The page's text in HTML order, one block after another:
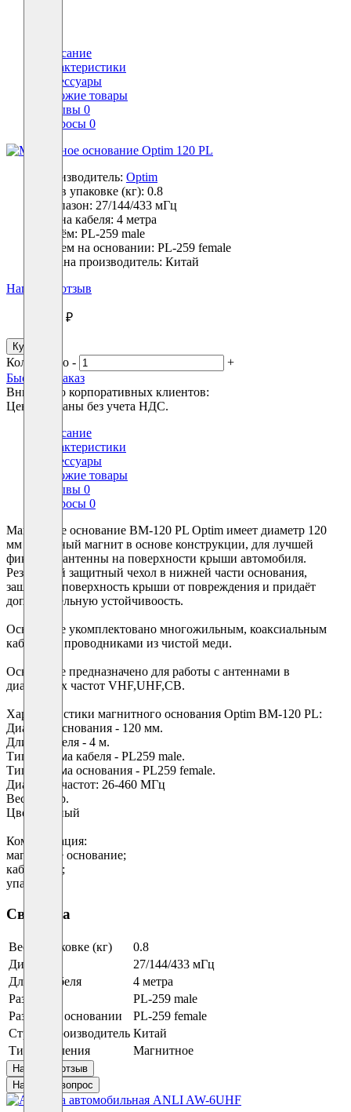
Описание
Характеристики
Аксессуары
Похожие товары
Отзывы 0
Вопросы 0
Производитель: Optim
Вес в упаковке (кг): 0.8
Диапазон: 27/144/433 мГц
Длина кабеля: 4 метра
Разъём: PL-259 male
Разъем на основании: PL-259 female
Страна производитель: Китай
Написать отзыв
1950 ₽
Купить
Количество -
+
Быстрый заказ
Вниманию корпоративных клиентов:
Цены указаны без учета НДС.
Описание
Характеристики
Аксессуары
Похожие товары
Отзывы 0
Вопросы 0
Магнитное основание BM-120 PL Optim имеет диаметр 120
мм и мощный магнит в основе конструкции, для лучшей
фиксации антенны на поверхности крыши автомобиля.
Резиновый защитный чехол в нижней части основания,
защищает поверхность крыши от повреждения и придаёт
дополнительную устойчивоость.
Основание укомплектовано многожильным, коаксиальным
кабелем, с проводниками из чистой меди.
Основание предназначено для работы с антеннами в
диапазонах частот VHF,UHF,CB.
Характеристики магнитного основания Optim BM-120 PL:
Диаметр основания - 120 мм.
Длина кабеля - 4 м.
Тип разъёма кабеля - PL259 male.
Тип разъёма основания - PL259 female.
Диапазон частот: 26-460 МГц
Вес: 700 гр.
Цвет: черный
Комплектация:
магнитное основание;
кабель 4 м;
упаковка
Свойства
Вес в упаковке (кг)
0.8
Диапазон
27/144/433 мГц
Длина кабеля
4 метра
Разъём
PL-259 male
Разъем на основании
PL-259 female
Страна производитель Китай
Тип крепления
Магнитное
Написать отзыв
Написать вопрос